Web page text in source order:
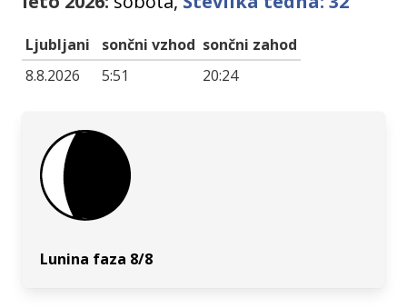
Ljubljani sončni vzhod sončni zahod
8.8.2026
5:51 20:24
Lunina faza 8/8